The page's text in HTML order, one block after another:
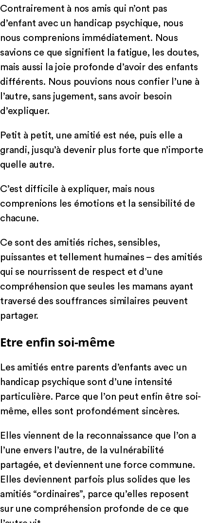
Contrairement à nos amis qui n’ont pas
d’enfant avec un handicap psychique, nous
nous comprenions immédiatement. Nous
savions ce que signifient la fatigue, les doutes,
mais aussi la joie profonde d’avoir des enfants
différents. Nous pouvions nous confier l’une à
l’autre, sans jugement, sans avoir besoin
d’expliquer.
Petit à petit, une amitié est née, puis elle a
grandi, jusqu’à devenir plus forte que n’importe
quelle autre.
C’est difficile à expliquer, mais nous
comprenions les émotions et la sensibilité de
chacune.
Ce sont des amitiés riches, sensibles,
puissantes et tellement humaines – des amitiés
qui se nourrissent de respect et d’une
compréhension que seules les mamans ayant
traversé des souffrances similaires peuvent
partager.
Etre enfin soi-même
Les amitiés entre parents d’enfants avec un
handicap psychique sont d’une intensité
particulière. Parce que l’on peut enfin être soi-
même, elles sont profondément sincères.
Elles viennent de la reconnaissance que l’on a
l’une envers l’autre, de la vulnérabilité
partagée, et deviennent une force commune.
Elles deviennent parfois plus solides que les
amitiés “ordinaires”, parce qu’elles reposent
sur une compréhension profonde de ce que